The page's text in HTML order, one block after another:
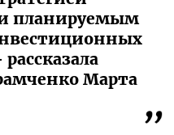
планируемым
Марта